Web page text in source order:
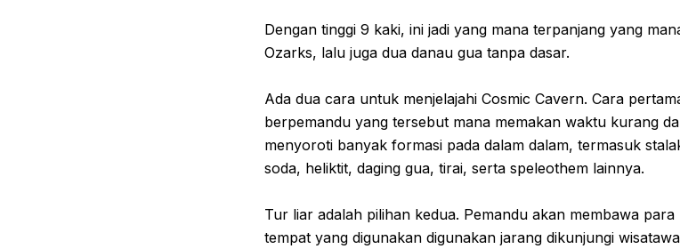
Dengan tinggi 9 kaki, ini jadi yang mana terpanjang yang
Ozarks, lalu juga dua danau gua tanpa dasar.
Ada dua cara untuk menjelajahi Cosmic Cavern. Cara
berpemandu yang tersebut mana memakan waktu kurang
menyoroti banyak formasi pada dalam dalam, termasuk
soda, heliktit, daging gua, tirai, serta speleothem lainnya.
Tur liar adalah pilihan kedua. Pemandu akan membawa
tempat yang digunakan digunakan jarang dikunjungi